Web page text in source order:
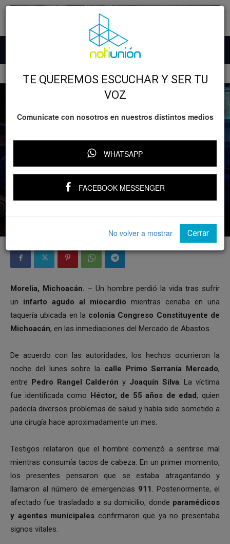
Lo nefasto
Hombre muere de un infarto mientras
cenaba tacos en Morelia
Morelia, Michoacán. – Un hombre perdió la vida tras sufrir
un infarto agudo al miocardio mientras cenaba en una
taquería ubicada en la colonia Congreso Constituyente de
Michoacán, en las inmediaciones del Mercado de Abastos.
De acuerdo con las autoridades, los hechos ocurrieron la
noche del lunes sobre la calle Primo Serranía Mercado,
entre Pedro Rangel Calderón y Joaquín Silva. La víctima
fue identificada como Héctor, de 55 años de edad, quien
padecía diversos problemas de salud y había sido sometido a
una cirugía hace aproximadamente un mes.
Testigos relataron que el hombre comenzó a sentirse mal
mientras consumía tacos de cabeza. En un primer momento,
los presentes pensaron que se estaba atragantando y
llamaron al número de emergencias 911 . Posteriormente, el
afectado fue trasladado a su domicilio, donde paramédicos
y agentes municipales confirmaron que ya no presentaba
signos vitales.
TE QUEREMOS ESCUCHAR Y SER TU
VOZ
Comunicate con nosotros en nuestros distintos medios
WHATSAPP
FACEBOOK MESSENGER
No volver a mostrar Cerrar